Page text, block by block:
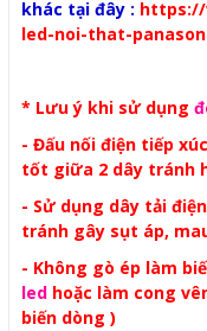
khác tại đây : https://
led-noi-that-
* Lưu ý khi sử dụng
- Đấu nối điện tiếp
tốt giữa 2 dây tránh
- Sử dụng dây tải
tránh gây sụt áp,
- Không gò ép làm
led hoặc làm cong
biến dòng )